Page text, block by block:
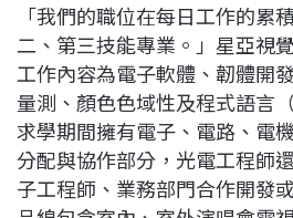
「我們的職位在每日工作的累
二、第三技能專業。」星亞視
工作內容為電子軟體、韌體開
量測、顏色色域性及程式語言
求學期間擁有電子、電路、電
分配與協作部分，光電工程師
子工程師、業務部門合作開發